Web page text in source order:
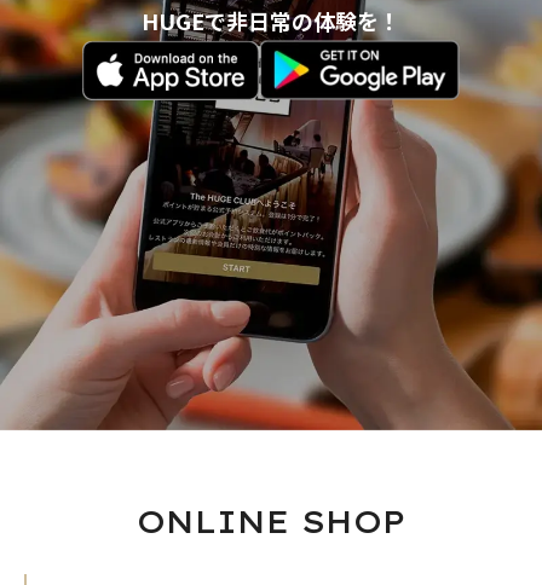
HUGEで非日常の体験を！
ONLINE SHOP